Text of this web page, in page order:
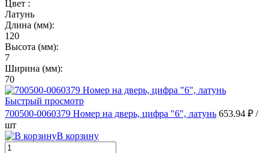
Цвет :
Латунь
Длина (мм):
120
Высота (мм):
7
Ширина (мм):
70
Быстрый просмотр
700500-0060379 Номер на дверь, цифра "6", латунь 653.94 ₽ /
шт
В корзину